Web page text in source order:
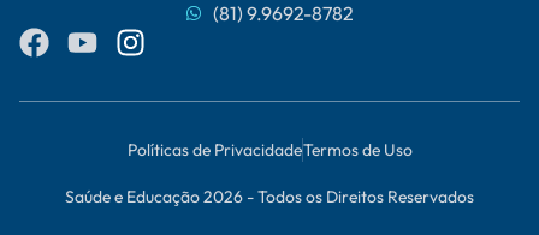
(81) 9.9692-8782
Políticas de PrivacidadeTermos de Uso
Saúde e Educação 2026 - Todos os Direitos Reservados